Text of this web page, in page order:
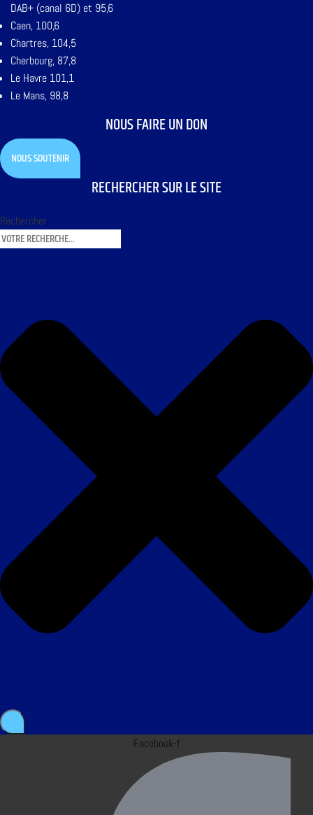
DAB+ (canal 6D) et 95,6
Caen, 100,6
Chartres, 104,5
Cherbourg, 87,8
Le Havre 101,1
Le Mans, 98,8
NOUS FAIRE UN DON
NOUS SOUTENIR
RECHERCHER SUR LE SITE
Rechercher
Facebook-f